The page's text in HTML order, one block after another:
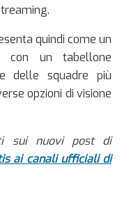
quindi come un
con un tabellone
delle squadre più
opzioni di visione
sui nuovi post di
ai canali ufficiali di